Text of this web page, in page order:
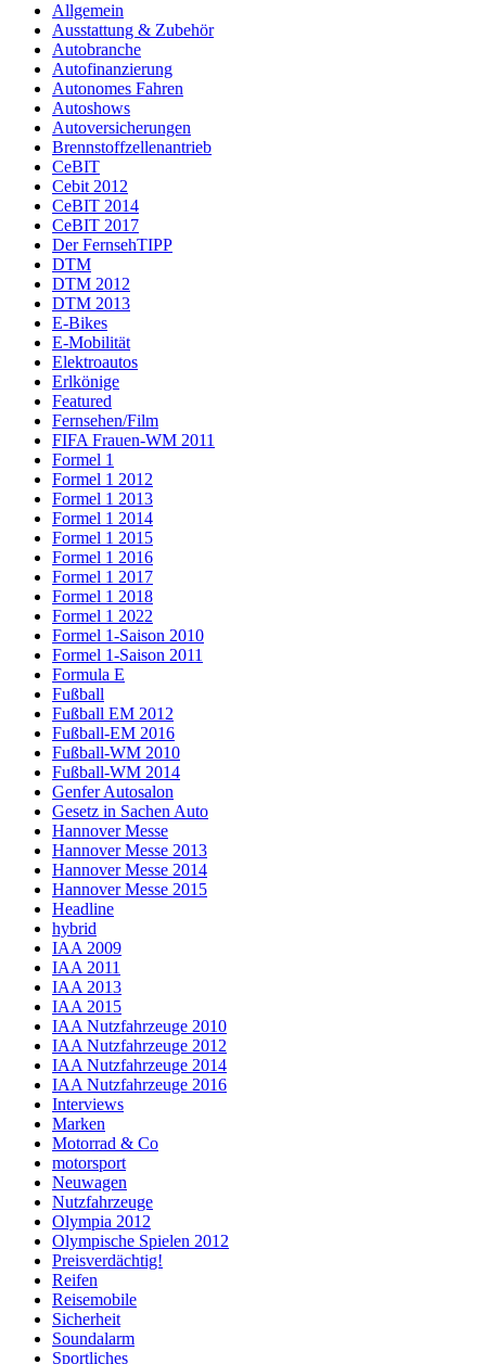
Allgemein
Ausstattung & Zubehör
Autobranche
Autofinanzierung
Autonomes Fahren
Autoshows
Autoversicherungen
Brennstoffzellenantrieb
CeBIT
Cebit 2012
CeBIT 2014
CeBIT 2017
Der FernsehTIPP
DTM
DTM 2012
DTM 2013
E-Bikes
E-Mobilität
Elektroautos
Erlkönige
Featured
Fernsehen/Film
FIFA Frauen-WM 2011
Formel 1
Formel 1 2012
Formel 1 2013
Formel 1 2014
Formel 1 2015
Formel 1 2016
Formel 1 2017
Formel 1 2018
Formel 1 2022
Formel 1-Saison 2010
Formel 1-Saison 2011
Formula E
Fußball
Fußball EM 2012
Fußball-EM 2016
Fußball-WM 2010
Fußball-WM 2014
Genfer Autosalon
Gesetz in Sachen Auto
Hannover Messe
Hannover Messe 2013
Hannover Messe 2014
Hannover Messe 2015
Headline
hybrid
IAA 2009
IAA 2011
IAA 2013
IAA 2015
IAA Nutzfahrzeuge 2010
IAA Nutzfahrzeuge 2012
IAA Nutzfahrzeuge 2014
IAA Nutzfahrzeuge 2016
Interviews
Marken
Motorrad & Co
motorsport
Neuwagen
Nutzfahrzeuge
Olympia 2012
Olympische Spielen 2012
Preisverdächtig!
Reifen
Reisemobile
Sicherheit
Soundalarm
Sportliches